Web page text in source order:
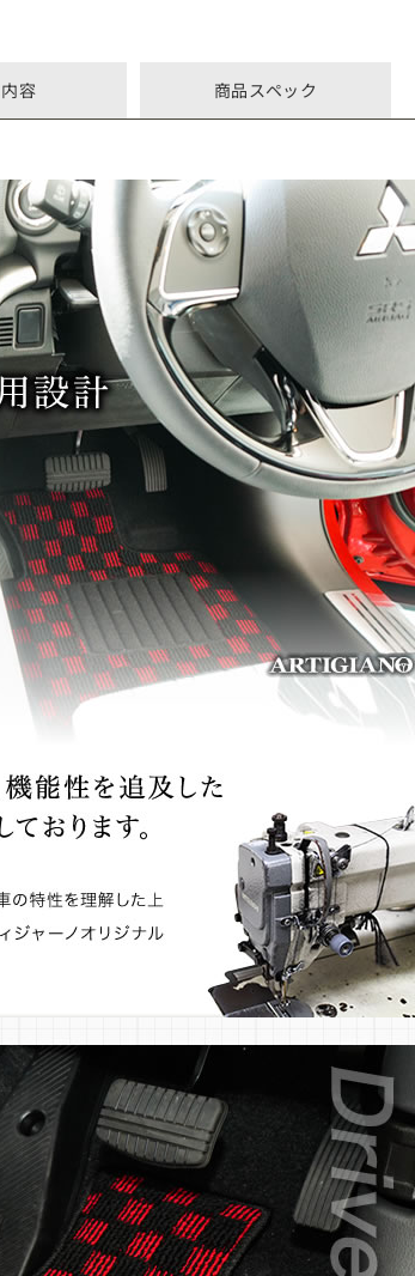
容 商品スペック